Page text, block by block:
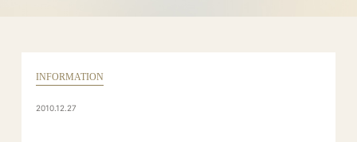
INFORMATION
2010.12.27